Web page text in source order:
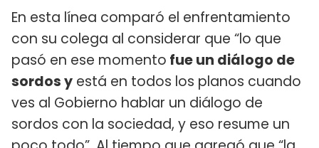
En esta línea comparó el enfrentamiento
con su colega al considerar que “lo que
pasó en ese momento fue un diálogo de
sordos y está en todos los planos cuando
ves al Gobierno hablar un diálogo de
sordos con la sociedad, y eso resume un